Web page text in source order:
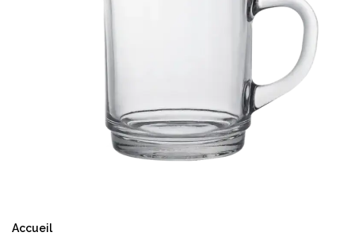
Accueil